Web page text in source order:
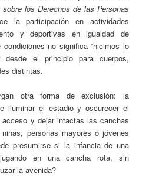
sobre los Derechos de las Personas
la participación en actividades
y deportivas en igualdad de
condiciones no significa “hicimos lo
desde el principio para cuerpos,
distintas.
otra forma de exclusión: la
iluminar el estadio y oscurecer el
y dejar intactas las canchas
personas mayores o jóvenes
presumirse si la infancia de una
en una cancha rota, sin
la avenida?